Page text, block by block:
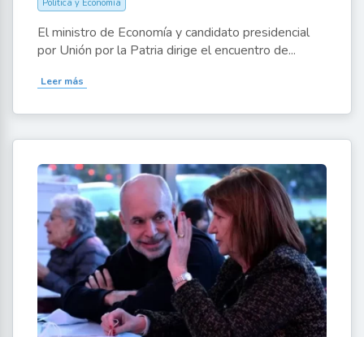
Política y Economía
El ministro de Economía y candidato presidencial
por Unión por la Patria dirige el encuentro de...
Leer más